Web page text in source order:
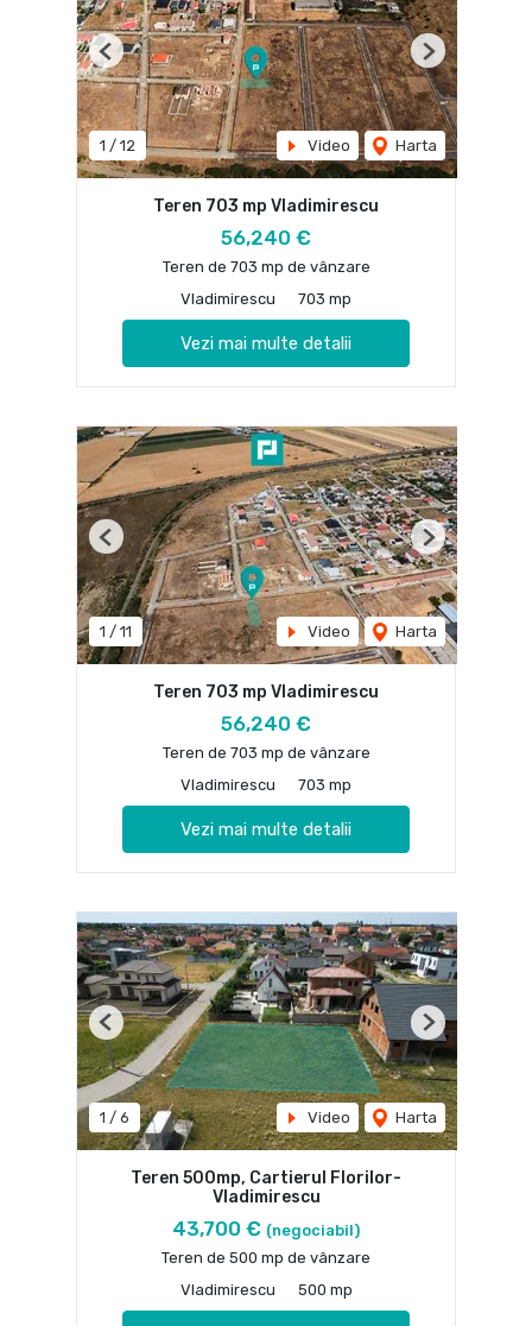
1 / 12 Video Harta
Previous Next
Teren 703 mp Vladimirescu
56,240 €
Teren de 703 mp de vânzare
Vladimirescu
703 mp
Vezi mai multe detalii
1 / 11 Video Harta
Previous Next
Teren 703 mp Vladimirescu
56,240 €
Teren de 703 mp de vânzare
Vladimirescu
703 mp
Vezi mai multe detalii
1 / 6 Video Harta
Previous Next
Teren 500mp, Cartierul Florilor-
Vladimirescu
43,700 € (negociabil)
Teren de 500 mp de vânzare
Vladimirescu
500 mp